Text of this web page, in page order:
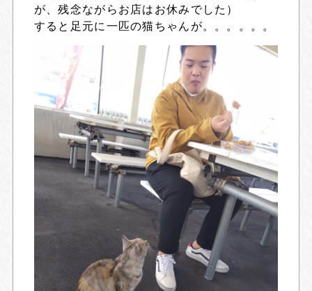
が、残念ながらお店はお休みでした）
すると足元に一匹の猫ちゃんが。。。。。。